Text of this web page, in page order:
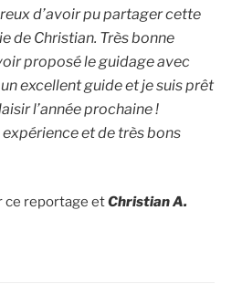
d’avoir pu partager cette
de Christian. Très bonne
proposé le guidage avec
excellent guide et je suis prêt
l’année prochaine !
expérience et de très bons
ce reportage etChristian A.